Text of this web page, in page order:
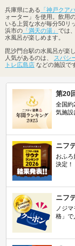
兵庫県にある 「神戸クア
ォーター」を使用。飲用
いる上質な水が毎分50リ
浜市の 「満天の湯」 では
水風呂が楽しめます。
毘沙門台駅の水風呂が楽
人気があるのは、
スパシ
トレ広島店 などの施設で
第20
全国約
気施
ニフ
おふ
決定！
ニフ
ノジ
格」で